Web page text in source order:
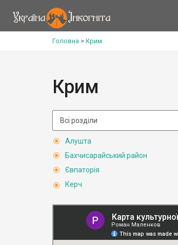
Головна > Крим
Крим
Алушта
Бахчисарайський район
Євпаторія
Керч